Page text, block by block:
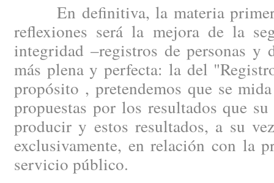
En definitiva, la materia
reflexiones será la mejora de la
integridad –registros de personas y
más plena y perfecta: la del
propósito , pretendemos que se
propuestas por los resultados que
producir y estos resultados, a su
exclusivamente, en relación con la
servicio público.